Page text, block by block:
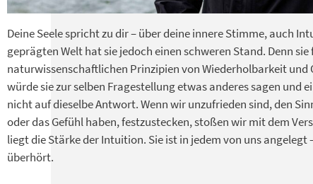
Deine Seele spricht zu dir – über deine innere Stimme, auch
geprägten Welt hat sie jedoch einen schweren Stand. Denn
naturwissenschaftlichen Prinzipien von Wiederholbarkeit
würde sie zur selben Fragestellung etwas anderes sagen und
nicht auf dieselbe Antwort. Wenn wir unzufrieden sind, den
oder das Gefühl haben, festzustecken, stoßen wir mit dem
liegt die Stärke der Intuition. Sie ist in jedem von uns
überhört.